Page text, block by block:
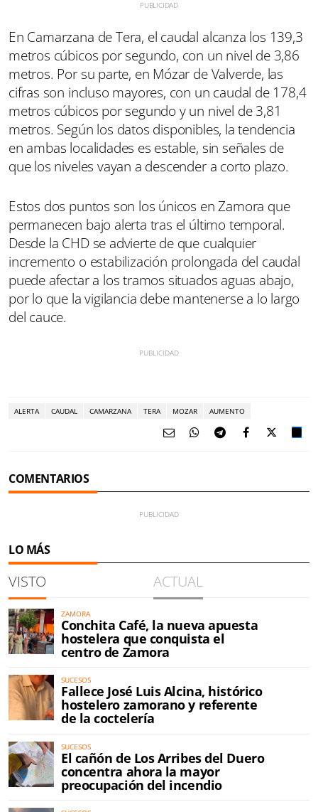
En Camarzana de Tera, el caudal alcanza los 139,3
metros cúbicos por segundo, con un nivel de 3,86
metros. Por su parte, en Mózar de Valverde, las
cifras son incluso mayores, con un caudal de 178,4
metros cúbicos por segundo y un nivel de 3,81
metros. Según los datos disponibles, la tendencia
en ambas localidades es estable, sin señales de
que los niveles vayan a descender a corto plazo.
Estos dos puntos son los únicos en Zamora que
permanecen bajo alerta tras el último temporal.
Desde la CHD se advierte de que cualquier
incremento o estabilización prolongada del caudal
puede afectar a los tramos situados aguas abajo,
por lo que la vigilancia debe mantenerse a lo largo
del cauce.
ALERTA CAUDAL CAMARZANA TERA MOZAR AUMENTO
COMENTARIOS
LO MÁS
VISTO ACTUAL
ZAMORA
Conchita Café, la nueva apuesta
hostelera que conquista el
centro de Zamora
SUCESOS
Fallece José Luis Alcina, histórico
hostelero zamorano y referente
de la coctelería
SUCESOS
El cañón de Los Arribes del Duero
concentra ahora la mayor
preocupación del incendio